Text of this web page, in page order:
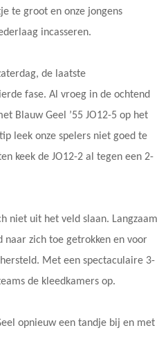
te groot en onze jongens
incasseren.
de laatste
fase. Al vroeg in de ochtend
Blauw Geel ’55 JO12-5 op het
leek onze spelers niet goed te
keek de JO12-2 al tegen een 2-
niet uit het veld slaan. Langzaam
zich toe getrokken en voor
Met een spectaculaire 3-
de kleedkamers op.
opnieuw een tandje bij en met